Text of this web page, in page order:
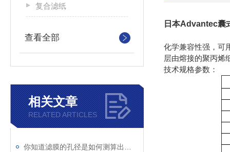
复合滤纸
查看全部
相关文章
RELATED ARTICLES
日本Advantec囊
化学兼容性强，可
层由熔接的聚丙烯
技术规格参数：